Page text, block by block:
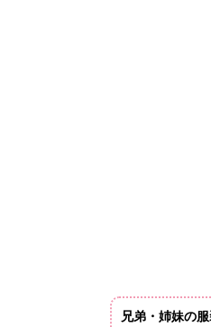
兄弟・姉妹の